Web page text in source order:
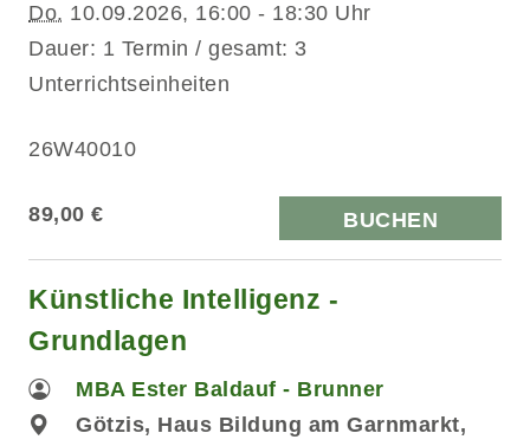
Do. 10.09.2026, 16:00 - 18:30 Uhr
Dauer: 1 Termin / gesamt: 3
Unterrichtseinheiten
26W40010
89,00 € BUCHEN
Künstliche Intelligenz -
Grundlagen
MBA Ester Baldauf - Brunner
Götzis, Haus Bildung am Garnmarkt,